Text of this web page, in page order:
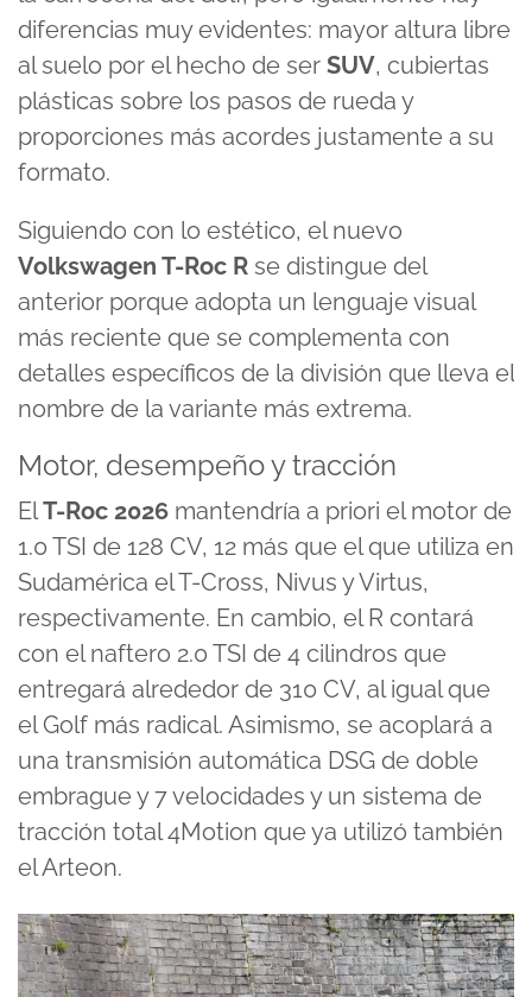
diferencias muy evidentes: mayor altura libre
al suelo por el hecho de ser SUV, cubiertas
plásticas sobre los pasos de rueda y
proporciones más acordes justamente a su
formato.
Siguiendo con lo estético, el nuevo
Volkswagen T-Roc R se distingue del
anterior porque adopta un lenguaje visual
más reciente que se complementa con
detalles específicos de la división que lleva el
nombre de la variante más extrema.
Motor, desempeño y tracción
ElT-Roc 2026 mantendría a priori el motor de
1.0 TSI de 128 CV, 12 más que el que utiliza en
Sudamérica el T-Cross, Nivus y Virtus,
respectivamente. En cambio, el R contará
con el naftero 2.0 TSI de 4 cilindros que
entregará alrededor de 310 CV, al igual que
el Golf más radical. Asimismo, se acoplará a
una transmisión automática DSG de doble
embrague y 7 velocidades y un sistema de
tracción total 4Motion que ya utilizó también
el Arteon.